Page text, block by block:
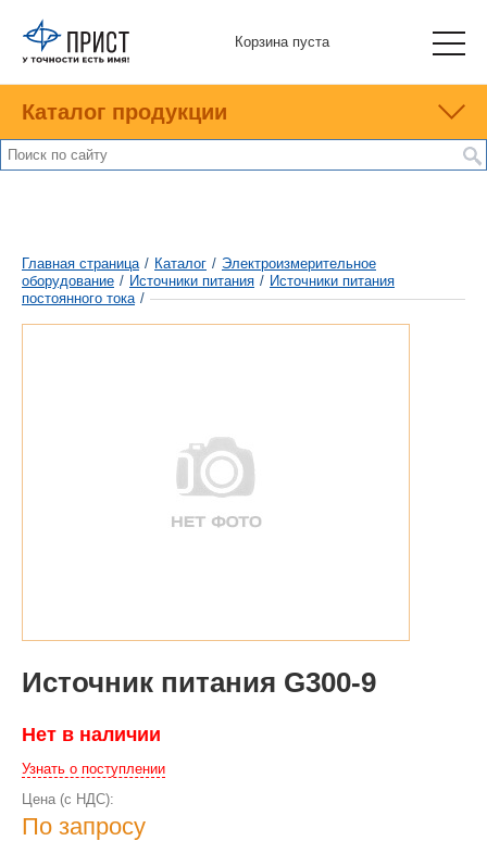
Корзина пуста
Каталог продукции
Главная страница / Каталог / Электроизмерительное
оборудование / Источники питания / Источники питания
постоянного тока /
Источник питания G300-9
Нет в наличии
Узнать о поступлении
Цена (с НДС):
По запросу